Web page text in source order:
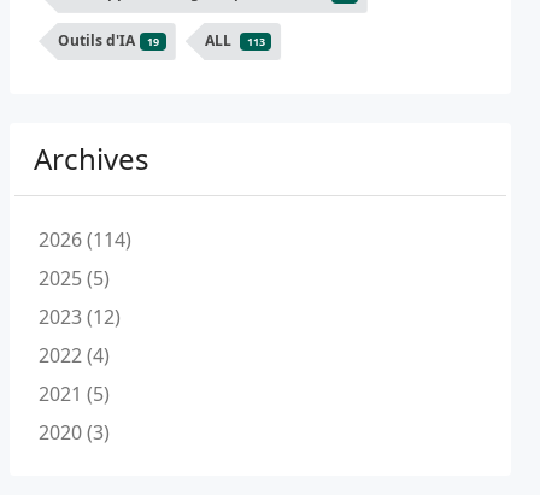
Outils d'IA 19 ALL 113
Archives
2026 (114)
2025 (5)
2023 (12)
2022 (4)
2021 (5)
2020 (3)